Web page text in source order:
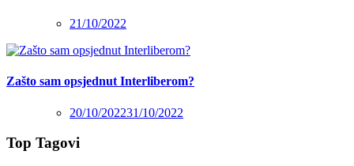
21/10/2022
Zašto sam opsjednut Interliberom?
20/10/202231/10/2022
Top Tagovi